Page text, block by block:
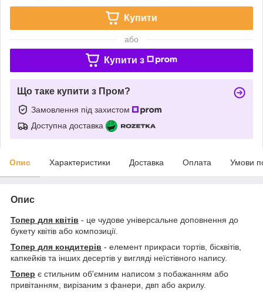
Купити
або
Купити з
Що таке купити з Пром?
Замовлення під захистом
Доступна доставка
Опис Характеристики Доставка Оплата Умови
Опис
Топер для квітів - це чудове універсальне доповнення до
букету квітів або композиції.
Топер для кондитерів - елемент прикраси тортів, бісквітів,
капкейків та інших десертів у вигляді неїстівного напису.
Топер є стильним об'ємним написом з побажанням або
привітанням, вирізаним з фанери, двп або акрилу.